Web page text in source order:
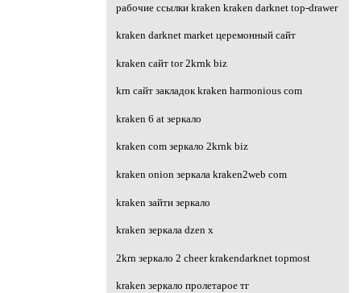
рабочие ссылки kraken kraken darknet top-drawer
kraken darknet market церемонный сайт
kraken сайт tor 2krnk biz
krn сайт закладок kraken harmonious com
kraken 6 at зеркало
kraken com зеркало 2krnk biz
kraken onion зеркала kraken2web com
kraken зайти зеркало
kraken зеркала dzen х
2krn зеркало 2 cheer krakendarknet topmost
kraken зеркало пролетарое тг